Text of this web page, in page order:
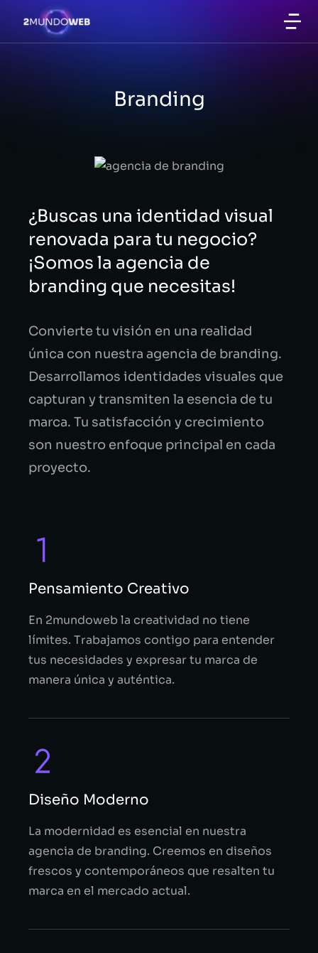
Branding
¿Buscas una identidad visual
renovada para tu negocio?
¡Somos la agencia de
branding que necesitas!
Convierte tu visión en una realidad
única con nuestra agencia de branding.
Desarrollamos identidades visuales que
capturan y transmiten la esencia de tu
marca. Tu satisfacción y crecimiento
son nuestro enfoque principal en cada
proyecto.
Pensamiento Creativo
En 2mundoweb la creatividad no tiene
límites. Trabajamos contigo para entender
tus necesidades y expresar tu marca de
manera única y auténtica.
Diseño Moderno
La modernidad es esencial en nuestra
agencia de branding. Creemos en diseños
frescos y contemporáneos que resalten tu
marca en el mercado actual.